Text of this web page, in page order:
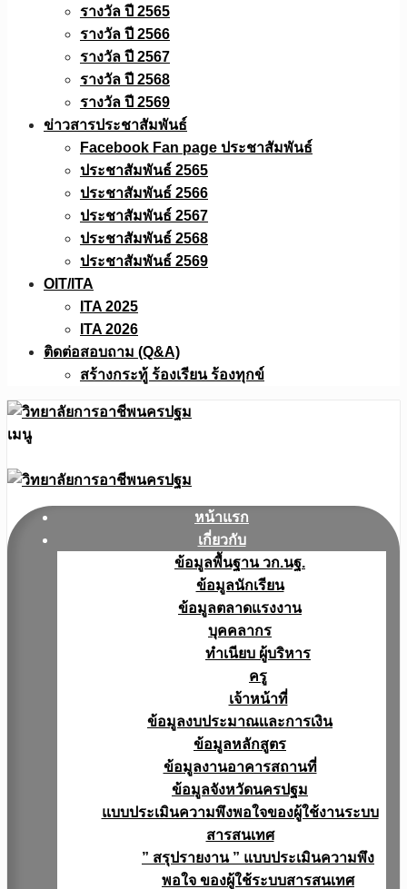
รางวัล ปี 2565
รางวัล ปี 2566
รางวัล ปี 2567
รางวัล ปี 2568
รางวัล ปี 2569
ข่าวสารประชาสัมพันธ์
Facebook Fan page ประชาสัมพันธ์
ประชาสัมพันธ์ 2565
ประชาสัมพันธ์ 2566
ประชาสัมพันธ์ 2567
ประชาสัมพันธ์ 2568
ประชาสัมพันธ์ 2569
OIT/ITA
ITA 2025
ITA 2026
ติดต่อสอบถาม (Q&A)
สร้างกระทู้ ร้องเรียน ร้องทุกข์
เมนู
หน้าแรก
เกี่ยวกับ
ข้อมูลพื้นฐาน วก.นฐ.
ข้อมูลนักเรียน
ข้อมูลตลาดแรงงาน
บุคคลากร
ทำเนียบ ผู้บริหาร
ครู
เจ้าหน้าที่
ข้อมูลงบประมาณเเละการเงิน
ข้อมูลหลักสูตร
ข้อมูลงานอาคารสถานที่
ข้อมูลจังหวัดนครปฐม
แบบประเมินความพึงพอใจของผู้ใช้งานระบบ
สารสนเทศ
” สรุปรายงาน ” แบบประเมินความพึง
พอใจ ของผู้ใช้ระบบสารสนเทศ